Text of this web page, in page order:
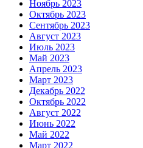
Ноябрь 2023
Октябрь 2023
Сентябрь 2023
Август 2023
Июль 2023
Май 2023
Апрель 2023
Март 2023
Декабрь 2022
Октябрь 2022
Август 2022
Июнь 2022
Май 2022
Март 2022